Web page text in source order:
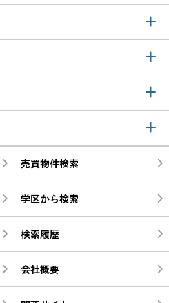
売買物件検索
学区から検索
検索履歴
会社概要